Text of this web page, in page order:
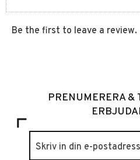
Be the first to leave a review.
PRENUMERERA &